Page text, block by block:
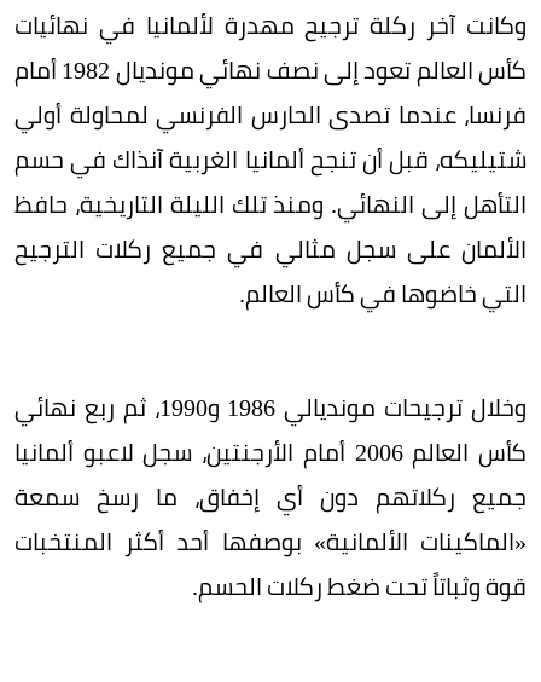
وكانت آخر ركلة ترجيح مهدرة لألمانيا في نهائيات
كأس العالم تعود إلى نصف نهائي مونديال 1982 أمام
فرنسا، عندما تصدى الحارس الفرنسي لمحاولة أولي
شتيليكه، قبل أن تنجح ألمانيا الغربية آنذاك في حسم
التأهل إلى النهائي. ومنذ تلك الليلة التاريخية، حافظ
الألمان على سجل مثالي في جميع ركلات الترجيح
التي خاضوها في كأس العالم.
وخلال ترجيحات مونديالي 1986 و1990، ثم ربع نهائي
كأس العالم 2006 أمام الأرجنتين، سجل لاعبو ألمانيا
جميع ركلاتهم دون أي إخفاق، ما رسخ سمعة
«الماكينات الألمانية» بوصفها أحد أكثر المنتخبات
قوة وثباتاً تحت ضغط ركلات الحسم.